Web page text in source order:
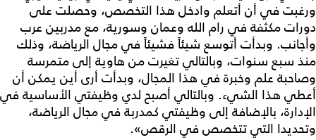
ورغبت في أن أتعلم وادخل هذا التخصص، وحصلت على
دورات مكثفة في رام الله وعمان وسورية، مع مدربين عرب
وأجانب. وبدأت أتوسع شيئاً فشيئاً في مجال الرياضة، وذلك
منذ سبع سنوات، وبالتالي تغيرت من هاوية إلى متمرسة
وصاحبة علم وخبرة في هذا المجال، وبدأت أرى أين يمكن أن
أعطي هذا الشيء. وبالتالي أصبح لدي وظيفتي الأساسية في
الإدارة، بالإضافة إلى وظيفتي كمدربة في مجال الرياضة،
وتحديدا التي تتخصص في الرقص».